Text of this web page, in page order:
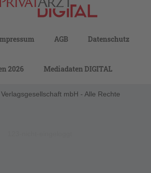
AGB Datenschutz
2026 Mediadaten DIGITAL
mbH - Alle Rechte